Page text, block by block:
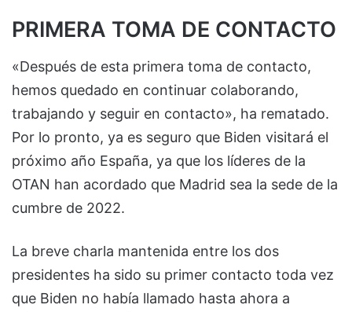
PRIMERA TOMA DE CONTACTO
«Después de esta primera toma de contacto,
hemos quedado en continuar colaborando,
trabajando y seguir en contacto», ha rematado.
Por lo pronto, ya es seguro que Biden visitará el
próximo año España, ya que los líderes de la
OTAN han acordado que Madrid sea la sede de la
cumbre de 2022.
La breve charla mantenida entre los dos
presidentes ha sido su primer contacto toda vez
que Biden no había llamado hasta ahora a